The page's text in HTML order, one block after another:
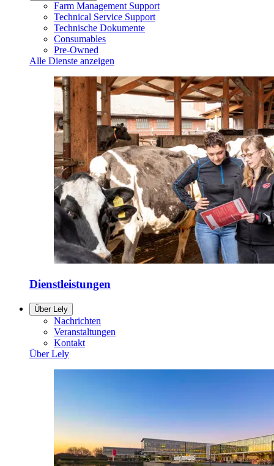
Farm Management Support
Technical Service Support
Technische Dokumente
Consumables
Pre-Owned
Alle Dienste anzeigen
Dienstleistungen
Über Lely
Nachrichten
Veranstaltungen
Kontakt
Über Lely